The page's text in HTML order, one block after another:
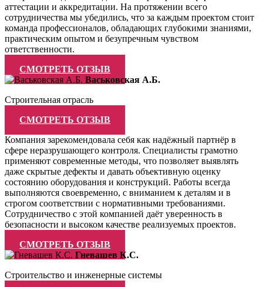
аттестации и аккредитации. На протяжении всего
сотрудничества мы убедились, что за каждым проектом стоит
команда профессионалов, обладающих глубокими знаниями,
практическим опытом и безупречным чувством
ответственности.
СМОТРЕТЬ ОТЗЫВ
Васьковская А.Б.
Строительная отрасль
СМОТРЕТЬ ОТЗЫВ
Компания зарекомендовала себя как надёжный партнёр в
сфере неразрушающего контроля. Специалисты грамотно
применяют современные методы, что позволяет выявлять
даже скрытые дефекты и давать объективную оценку
состоянию оборудования и конструкций. Работы всегда
выполняются своевременно, с вниманием к деталям и в
строгом соответствии с нормативными требованиями.
Сотрудничество с этой компанией даёт уверенность в
безопасности и высоком качестве реализуемых проектов.
СМОТРЕТЬ ОТЗЫВ
Гневашев К.С.
Строительство и инженерные системы